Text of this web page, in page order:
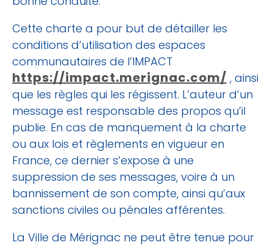
Cette charte a pour but de détailler les
conditions d’utilisation des espaces
communautaires de l’IMPACT
https://impact.merignac.com/ , ainsi
que les règles qui les régissent. L’auteur d’un
message est responsable des propos qu’il
publie. En cas de manquement à la charte
ou aux lois et règlements en vigueur en
France, ce dernier s’expose à une
suppression de ses messages, voire à un
bannissement de son compte, ainsi qu’aux
sanctions civiles ou pénales afférentes.
La Ville de Mérignac ne peut être tenue pour